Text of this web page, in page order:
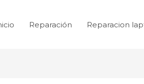
Reparación Reparacion